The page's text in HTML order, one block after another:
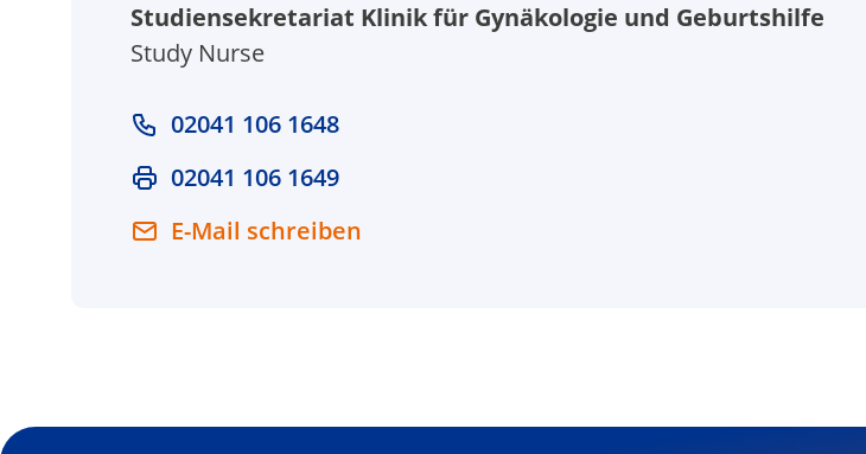
Studiensekretariat Klinik für Gynäkologie und Geburtshilfe
Study Nurse
02041 106 1648
02041 106 1649
E-Mail schreiben